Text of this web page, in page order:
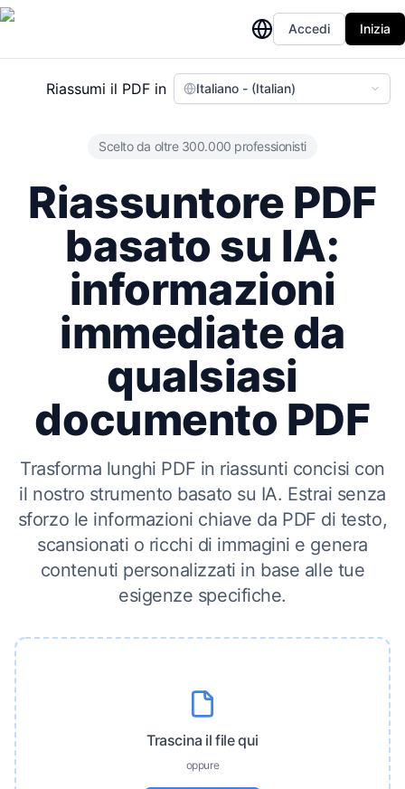
Accedi Inizia
Riassumi il PDF in Italiano - (Italian)
Scelto da oltre 300.000 professionisti
Riassuntore PDF
basato su IA:
informazioni
immediate da
qualsiasi
documento PDF
Trasforma lunghi PDF in riassunti concisi con
il nostro strumento basato su IA. Estrai senza
sforzo le informazioni chiave da PDF di testo,
scansionati o ricchi di immagini e genera
contenuti personalizzati in base alle tue
esigenze specifiche.
Trascina il file qui
oppure